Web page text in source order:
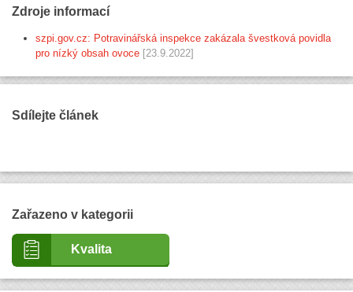
Zdroje informací
szpi.gov.cz: Potravinářská inspekce zakázala švestková povidla
pro nízký obsah ovoce [23.9.2022]
Sdílejte článek
Zařazeno v kategorii
Kvalita